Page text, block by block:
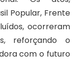
Popular, Frente
ocorreram
reforçando o
com o futuro